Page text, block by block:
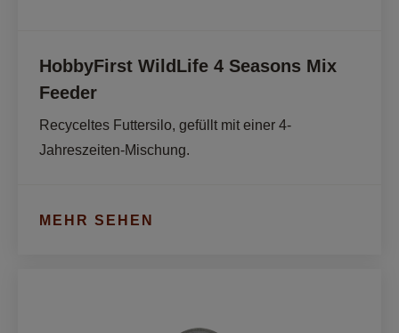
HobbyFirst WildLife 4 Seasons Mix
Feeder
Recyceltes Futtersilo, gefüllt mit einer 4-
Jahreszeiten-Mischung.
MEHR SEHEN